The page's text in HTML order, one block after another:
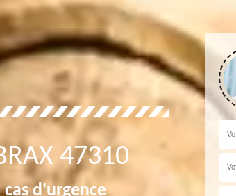
47310
d'urgence